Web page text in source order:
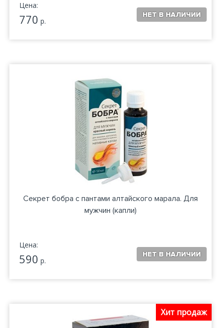
Цена:
770 р.
Секрет бобра с пантами алтайского марала. Для
мужчин (капли)
Цена:
590 р.
Хит продаж